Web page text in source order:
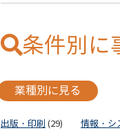
条件別に
業種別に見る
出版・印刷 (29)
情報・シ